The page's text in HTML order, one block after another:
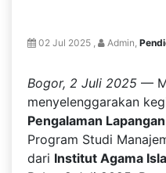
02 Jul 2025 , Admin,
Bogor, 2 Juli 2025 —
menyelenggarakan
Pengalaman
Program Studi
dari Institut Agama